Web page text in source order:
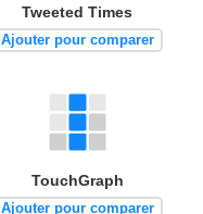
Tweeted Times
Ajouter pour comparer
TouchGraph
Ajouter pour comparer